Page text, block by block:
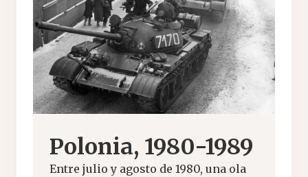
Polonia, 1980-1989
Entre julio y agosto de 1980, una ola